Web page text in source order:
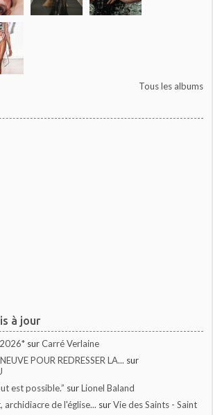
Tous les albums
à jour
surCarré Verlaine
POUR REDRESSER LA... sur
est possible.” surLionel Baland
archidiacre de l'église... surVie des Saints - Saint